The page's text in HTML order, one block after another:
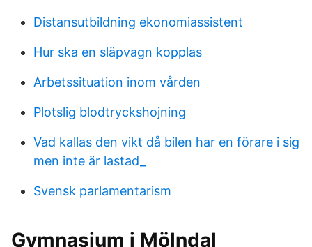
Distansutbildning ekonomiassistent
Hur ska en släpvagn kopplas
Arbetssituation inom vården
Plotslig blodtryckshojning
Vad kallas den vikt då bilen har en förare i sig
men inte är lastad_
Svensk parlamentarism
Gymnasium i Mölndal